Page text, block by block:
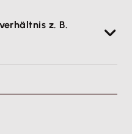
von Kurzarbeitergeld
z. B.